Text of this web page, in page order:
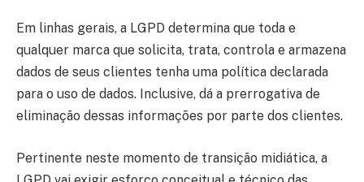
Em linhas gerais, a LGPD determina que toda e
qualquer marca que solicita, trata, controla e armazena
dados de seus clientes tenha uma política declarada
para o uso de dados. Inclusive, dá a prerrogativa de
eliminação dessas informações por parte dos clientes.
Pertinente neste momento de transição midiática, a